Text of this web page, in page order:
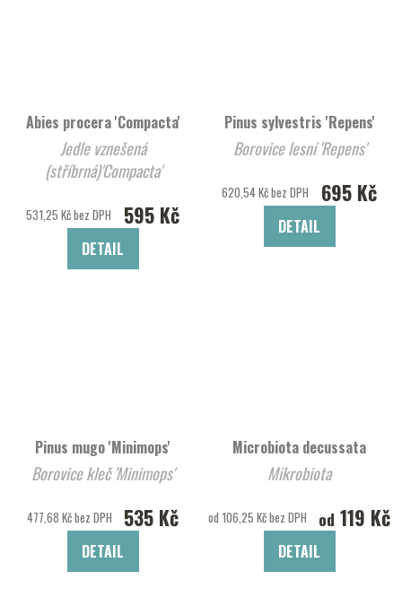
Abies procera 'Compacta'
Jedle vznešená
(stříbrná)'Compacta'
531,25 Kč bez DPH 595 Kč
DETAIL
Pinus sylvestris 'Repens'
Borovice lesní 'Repens'
620,54 Kč bez DPH 695 Kč
DETAIL
Pinus mugo 'Minimops'
Borovice kleč 'Minimops'
477,68 Kč bez DPH 535 Kč
DETAIL
Microbiota decussata
Mikrobiota
od 106,25 Kč bez DPH od 119 Kč
DETAIL